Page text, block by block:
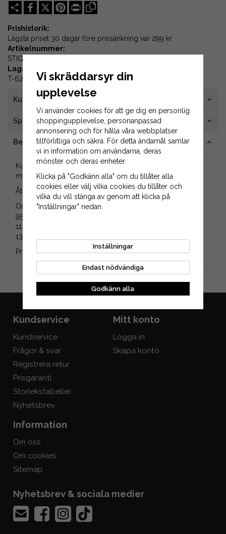
Share
X Pinterest
Print
Prishistorik:
Lägsta priset 30 dagar före prissänkning var 299 kr
Artikelnummer:
STIGA-800-8M-12
Lagerplats:
T-62-03
Beskrivning
Specifikation
Kundrecensioner
Kuggrem som passar i klippaggregat och bland annat till
modellen Stiga Park 95 Combi.
Åtgår 2 st kuggremmar till Stiga Park 95 Combi.
Originalnummer på produkten är 9585-0164-01,
9585016401, 1134-9198-01, 1134919801, 1134-9198-02,
1134919802, 35061513/0, 350615130, 135061513/0,
1350615130, 13-567, 38-LG2001076.
Produkten är en eftermarknadsdel (ej original).
Kundservice
Kundservice
Frågor & svar
Registrera retur
Prisgaranti
Storlekstabeller
Nyhetsbrev
Mitt konto
Logga in
Skapa konto
Information
Om oss
Om cookies
Sitemap
Nyhetsbrev & sociala medier
Vi skräddarsyr din
upplevelse
Vi använder cookies för att ge dig en personlig
shoppingupplevelse, personanpassad
annonsering och för hålla våra webbplatser
tillförlitliga och säkra. För detta ändamål samlar
vi in information om användarna, deras
mönster och deras enheter.
Klicka på "Godkänn alla" om du tillåter alla
cookies eller välj vilka cookies du tillåter och
vilka du vill stänga av genom att klicka på
"Inställningar" nedan.
Inställningar
Endast nödvändiga
Godkänn alla